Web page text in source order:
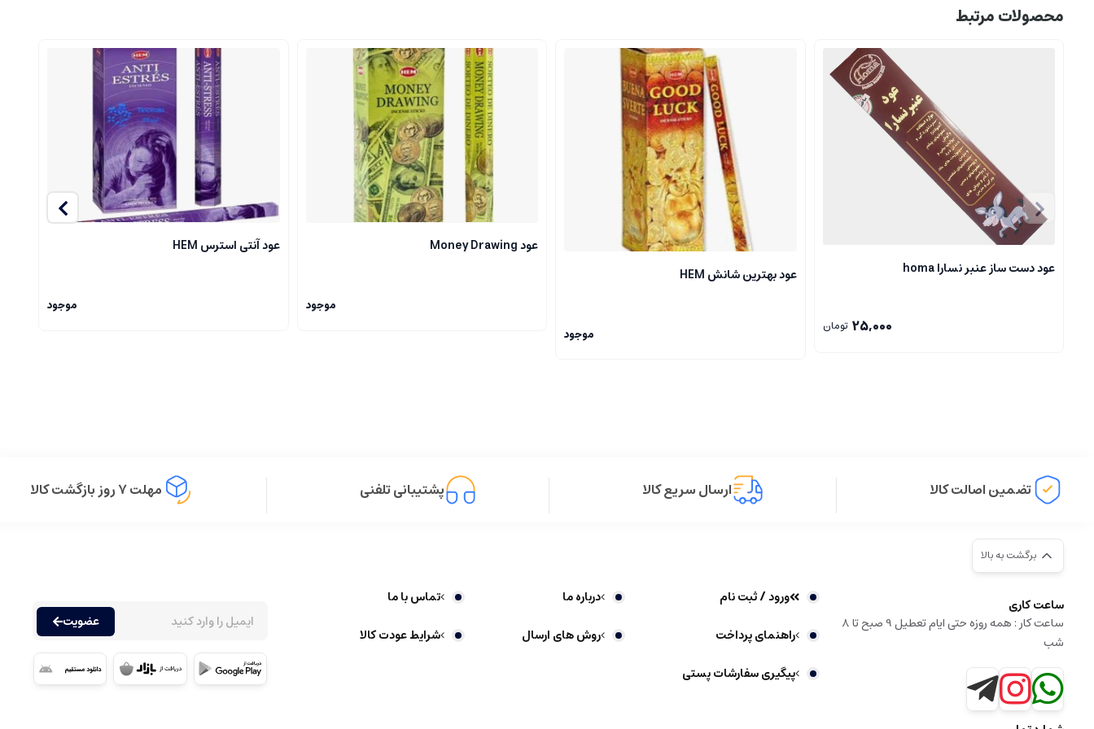
محصولات مرتبط
عود دست ساز عنبر نسارا homa
25,000 تومان
عود بهترین شانش HEM
موجود
عود Money Drawing
موجود
عود آنتی استرس HEM
موجود
تضمین اصالت کالا ارسال سریع کالا پشتیبانی تلفنی مهلت ۷ روز بازگشت کالا
برگشت به بالا
ساعت کاری
ساعت کار : همه روزه حتی ایام تعطیل 9 صبح تا 8
شب
ورود / ثبت نام درباره ما
تماس با ما
راهنمای پرداخت
روش های ارسال
شرایط عودت کالا
پیگیری سفارشات پستی
عضویت